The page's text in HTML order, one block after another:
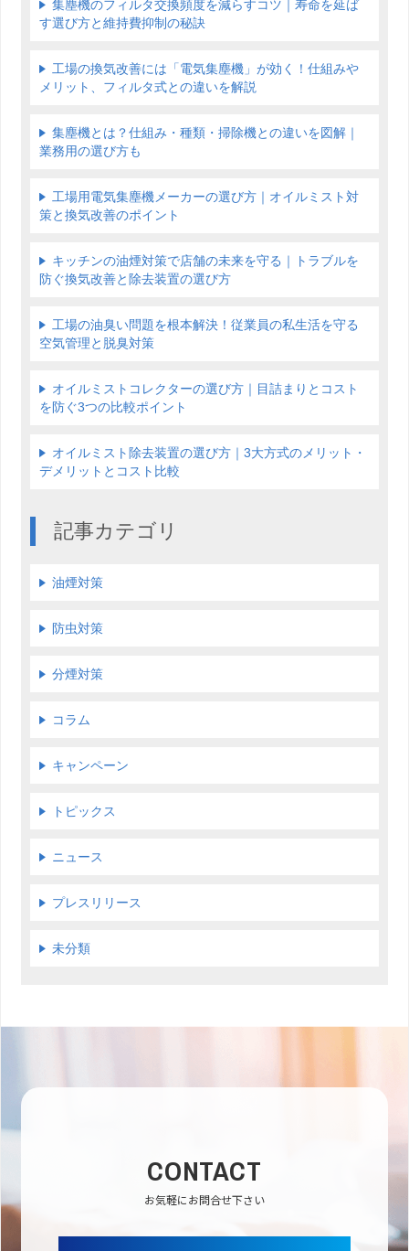
集塵機のフィルタ交換頻度を減らすコツ｜寿命を延ば
す選び方と維持費抑制の秘訣
工場の換気改善には「電気集塵機」が効く！仕組みや
メリット、フィルタ式との違いを解説
集塵機とは？仕組み・種類・掃除機との違いを図解｜
業務用の選び方も
工場用電気集塵機メーカーの選び方｜オイルミスト対
策と換気改善のポイント
キッチンの油煙対策で店舗の未来を守る｜トラブルを
防ぐ換気改善と除去装置の選び方
工場の油臭い問題を根本解決！従業員の私生活を守る
空気管理と脱臭対策
オイルミストコレクターの選び方｜目詰まりとコスト
を防ぐ3つの比較ポイント
オイルミスト除去装置の選び方｜3大方式のメリット・
デメリットとコスト比較
記事カテゴリ
油煙対策
防虫対策
分煙対策
コラム
キャンペーン
トピックス
ニュース
プレスリリース
未分類
CONTACT
お気軽にお問合せ下さい